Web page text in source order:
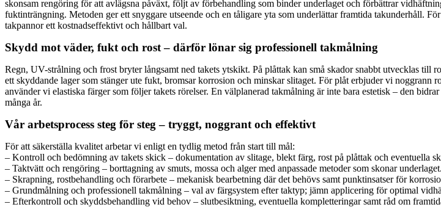
skonsam rengöring för att avlägsna påväxt, följt av förbehandling som binder underlaget och förbättrar
fuktinträngning. Metoden ger ett snyggare utseende och en tåligare yta som underlättar framtida takunderhåll.
takpannor ett kostnadseffektivt och hållbart val.
Skydd mot väder, fukt och rost – därför lönar sig professionell takmålning
Regn, UV-strålning och frost bryter långsamt ned takets ytskikt. På plåttak kan små skador snabbt utvecklas till
ett skyddande lager som stänger ute fukt, bromsar korrosion och minskar slitaget. För plåt erbjuder vi
använder vi elastiska färger som följer takets rörelser. En välplanerad takmålning är inte bara estetisk – den
många år.
Vår arbetsprocess steg för steg – tryggt, noggrant och effektivt
För att säkerställa kvalitet arbetar vi enligt en tydlig metod från start till mål:
– Kontroll och bedömning av takets skick – dokumentation av slitage, blekt färg, rost på plåttak och eventuella
– Taktvätt och rengöring – borttagning av smuts, mossa och alger med anpassade metoder som skonar underlaget.
– Skrapning, rostbehandling och förarbete – mekanisk bearbetning där det behövs samt punktinsatser för
– Grundmålning och professionell takmålning – val av färgsystem efter taktyp; jämn applicering för optimal
– Efterkontroll och skyddsbehandling vid behov – slutbesiktning, eventuella kompletteringar samt råd om